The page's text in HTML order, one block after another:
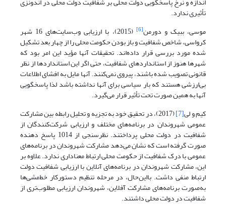
تأثیری ندارد.
موسی، ببیک و دورمن[6] (2015)، با ارزیابی وب‌سایت‌های 16 شهر
کرواسی، شاخص شفافیت و باز بودن حکومت محلی را از چهار بعد تشکیل
شده مورد بررسی قرار داده‌اند. تحقیقات آنها مؤید این امر بود که
شهرها هنوز از استانداردهای شفافیت، حتی اگر این استانداردها از نظر
قانونی تصویب شده باشند، پیروی نمی‌کنند. آنها مایل به افشای اطلاعات
بی‌ارزشی هستند که بار سیاسی برای آنها نداشته باشد لذا پاسخگویی
آنها به همین صورت تحت‌ تأثیر قرار می‌گیرد.
کیم و لی[7] (2017)، در تحقیق خود به تجزیه و تحلیل رابطه بین مشارکت
عمومی شهروندان در برنامه‌های مختلف و ارزیابی شرکت‌کنندگان از
شفافیت در دولت محلی پرداختند. نظرسنجی از 1014 پاسخ دهنده
صورت گرفته است که نشان می‌دهد مشارکت شهروندان در برنامه‌های
عمومی با درک شفافیت از حکومت محلی ارتباط معناداری ندارد. علاوه بر
این، مشارکت شهروندان در برنامه‌های آنلاین با ارزیابی شفافیت دولت
ارتباط منفی داشت. با‌این‌حال، در مرحله تنظیم دستورکار خط‌مشی‌ها
به‌صورت برنامه‌های مشارکت آفلاین، شهروندان ارزیابی مطلوب‌تری از
شفافیت در دولت محلی داشتند.